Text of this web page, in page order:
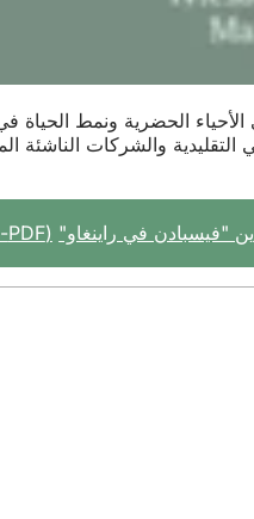
الحضرية ونمط
والشركات الناشئة
"فيسبادن في راينغاو" PDF